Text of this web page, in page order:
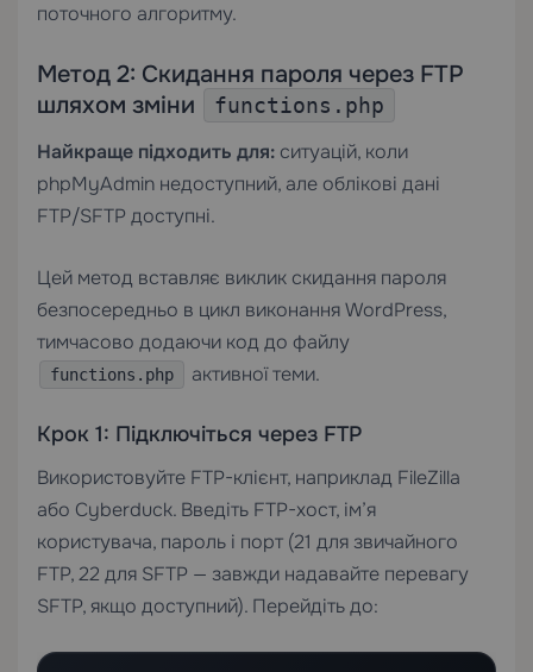
поточного алгоритму.
Метод 2: Скидання пароля через FTP
шляхом зміни
functions.php
Найкраще підходить для: ситуацій, коли
phpMyAdmin недоступний, але облікові дані
FTP/SFTP доступні.
Цей метод вставляє виклик скидання пароля
безпосередньо в цикл виконання WordPress,
тимчасово додаючи код до файлу
functions.php активної теми.
Крок 1: Підключіться через FTP
Використовуйте FTP-клієнт, наприклад FileZilla
або Cyberduck. Введіть FTP-хост, ім’я
користувача, пароль і порт (21 для звичайного
FTP, 22 для SFTP — завжди надавайте перевагу
SFTP, якщо доступний). Перейдіть до: